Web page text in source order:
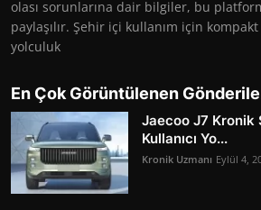
olası sorunlarına dair bilgiler, bu
paylaşılır. Şehir içi kullanım için
yolculuk
En Çok Görüntülenen
Jaecoo J7 Kronik
Kullanıcı Yo...
Kronik Uzmanı Eylül 4,